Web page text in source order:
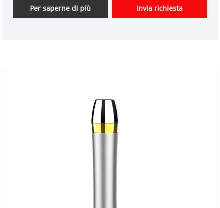
avere un buon vantaggio di prezzo. Siamo fornitori
professionali di strumenti di bellezza ad alta
Per saperne di più Invia richiesta